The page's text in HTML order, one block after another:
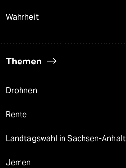
Wahrheit
Themen
Drohnen
Rente
Landtagswahl in Sachsen-Anhalt
Jemen